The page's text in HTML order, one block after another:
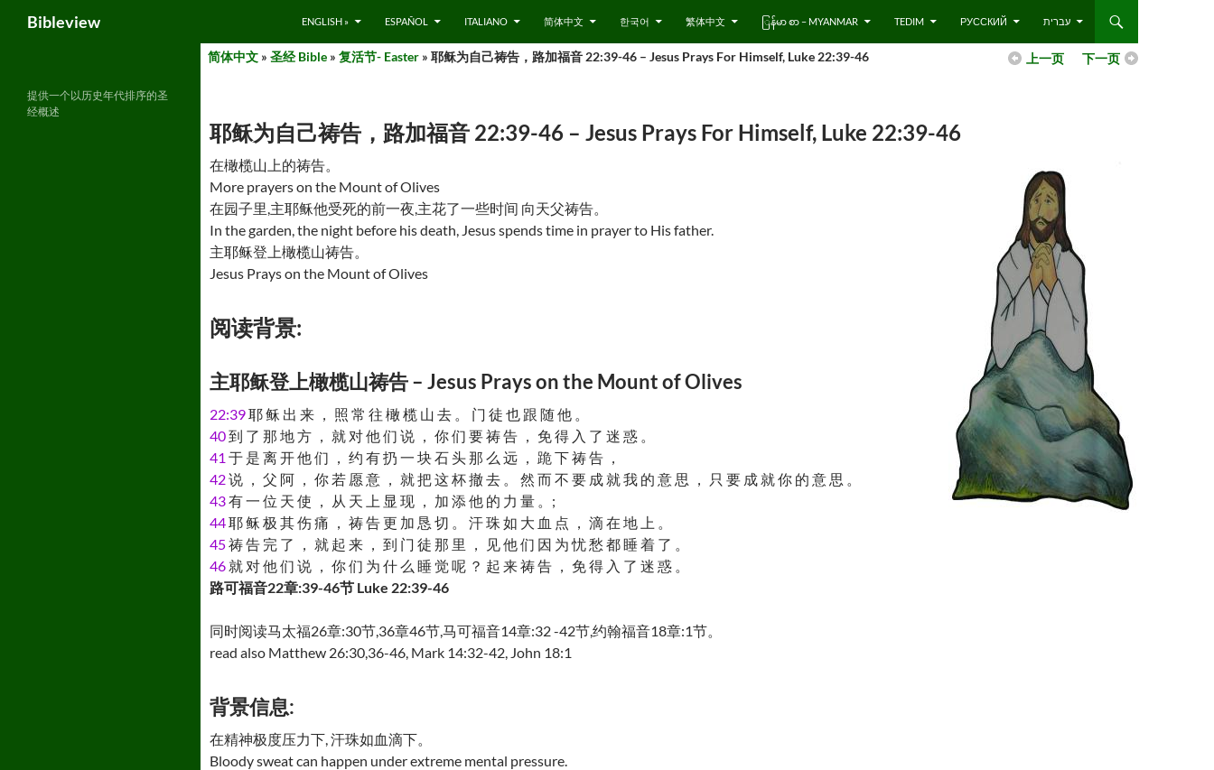
content
Bibleview ENGLISH » ESPAÑOL ITALIANO 简体中文 한국어 繁体中文 ြန်မာ စာ – MYANMAR TEDIM РУССКИЙ עברית
下一页
上一页
简体中文 » 圣经 Bible » 复活节- Easter » 耶稣为自己祷告，路加福音 22:39-46 – Jesus Prays For Himself, Luke 22:39-46
耶稣为自己祷告，路加福音 22:39-46 – Jesus Prays For Himself, Luke 22:39-46
在橄榄山上的祷告。
More prayers on the Mount of Olives
在园子里,主耶稣他受死的前一夜,主花了一些时间 向天父祷告。
In the garden, the night before his death, Jesus spends time in prayer to His father.
主耶稣登上橄榄山祷告。
Jesus Prays on the Mount of Olives
阅读背景:
主耶稣登上橄榄山祷告 – Jesus Prays on the Mount of Olives
22:39耶 稣 出 来 ， 照 常 往 橄 榄 山 去 。 门 徒 也 跟 随 他 。
40到 了 那 地 方 ， 就 对 他 们 说 ， 你 们 要 祷 告 ， 免 得 入 了 迷 惑 。
41 于 是 离 开 他 们 ， 约 有 扔 一 块 石 头 那 么 远 ， 跪 下 祷 告 ，
42说 ， 父 阿 ， 你 若 愿 意 ， 就 把 这 杯 撤 去 。 然 而 不 要 成 就 我 的 意 思 ， 只 要 成 就 你 的 意 思 。
43有 一 位 天 使 ， 从 天 上 显 现 ， 加 添 他 的 力 量 。;
44耶 稣 极 其 伤 痛 ， 祷 告 更 加 恳 切 。 汗 珠 如 大 血 点 ， 滴 在 地 上 。
45祷 告 完 了 ， 就 起 来 ， 到 门 徒 那 里 ， 见 他 们 因 为 忧 愁 都 睡 着 了 。
46 就 对 他 们 说 ， 你 们 为 什 么 睡 觉 呢 ？ 起 来 祷 告 ， 免 得 入 了 迷 惑 。
路可福音22章:39-46节 Luke 22:39-46
同时阅读马太福26章:30节,36章46节,马可福音14章:32 -42节,约翰福音18章:1节。
read also Matthew 26:30,36-46, Mark 14:32-42, John 18:1
背景信息:
在精神极度压力下, 汗珠如血滴下。
Bloody sweat can happen under extreme mental pressure.
提供一个以历史年代排序的圣
经概述